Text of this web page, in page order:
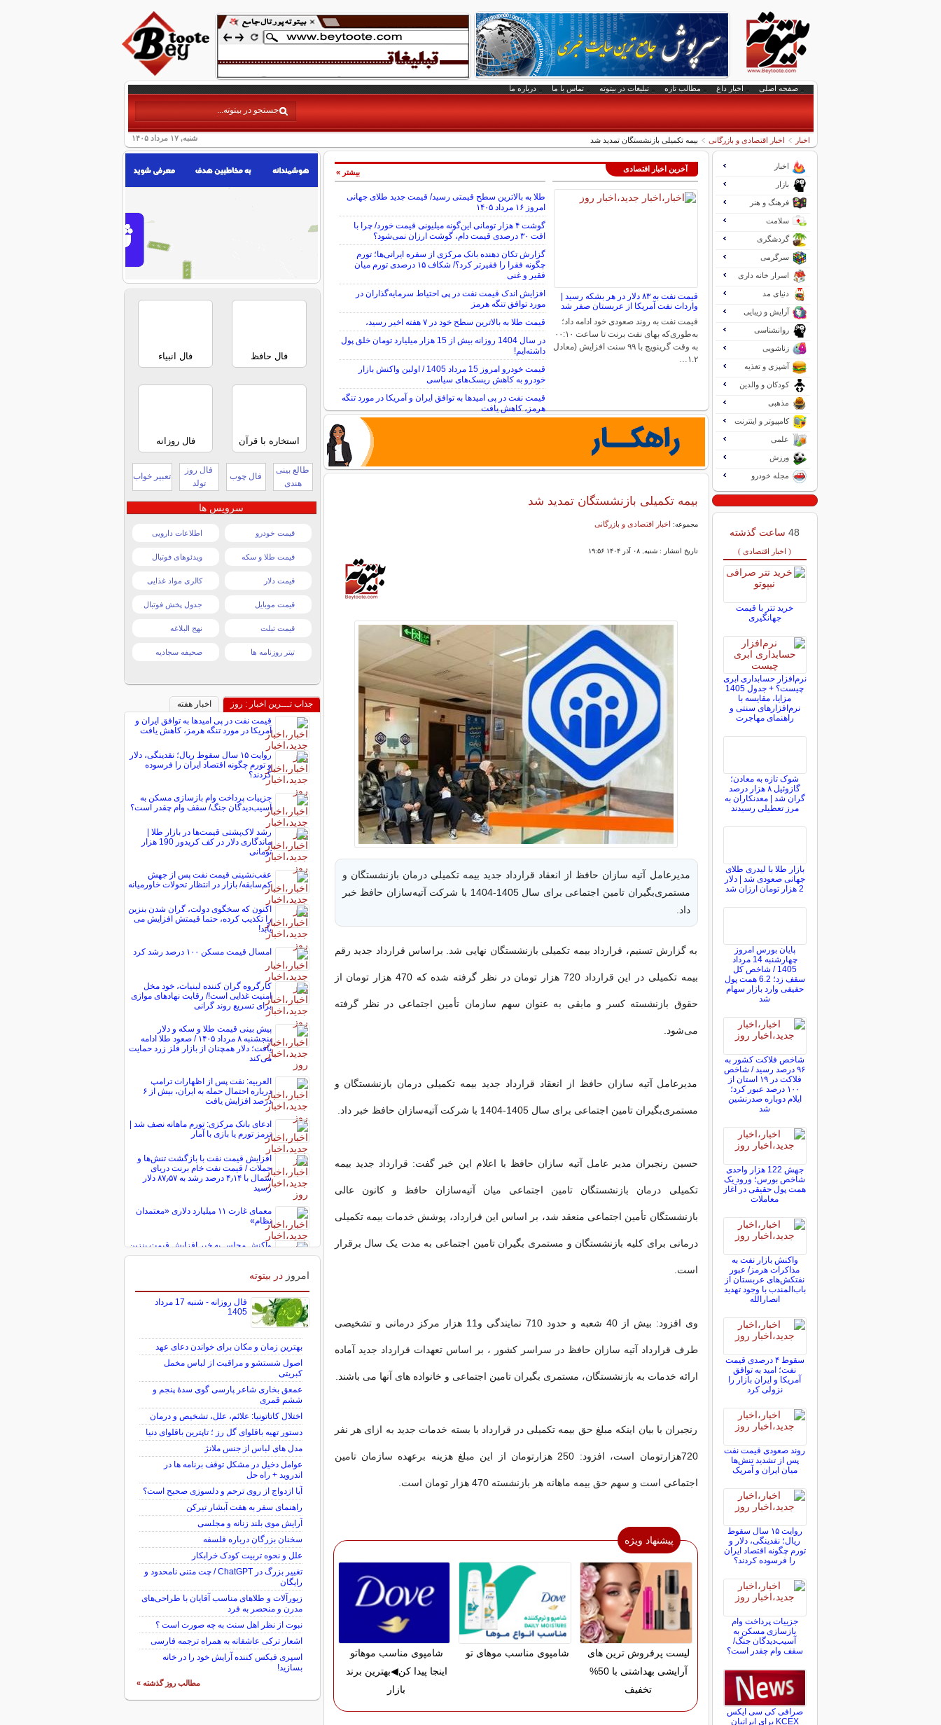
صفحه اصلی اخبار داغ مطالب تازه تبلیغات در بیتوته تماس با ما درباره ما
شنبه, ۱۷ مرداد ۱۴۰۵ اخبار اخبار اقتصادی و بازرگانی بیمه تکمیلی بازنشستگان تمدید شد
آخرین اخبار اقتصادی
قیمت نفت به ۸۳ دلار در هر بشکه رسید |
واردات نفت آمریکا از عربستان صفر شد
قیمت نفت به روند صعودی خود ادامه داد؛
به‌طوری‌که بهای نفت برنت تا ساعت ۰۰:۱۰
به وقت گرینویچ با ۹۹ سنت افزایش (معادل
۱.۲…
طلا به بالاترین سطح قیمتی رسید/ قیمت جدید طلای جهانی
امروز ۱۶ مرداد ۱۴۰۵
گوشت ۴ هزار تومانی این‌گونه میلیونی قیمت خورد/ چرا با
افت ۳۰ درصدی قیمت دام، گوشت ارزان نمی‌شود؟
گزارش تکان‌ دهنده بانک مرکزی از سفره ایرانی‌ها؛ تورم
چگونه فقرا را فقیرتر کرد؟/ شکاف ۱۵ درصدی تورم میان
فقیر و غنی
افزایش اندک قیمت نفت در پی احتیاط سرمایه‌گذاران در
مورد توافق تنگه هرمز
قیمت طلا به بالاترین سطح خود در ۷ هفته اخیر رسید،
در سال 1404 روزانه بیش از 15 هزار میلیارد تومان خلق پول
داشته‌ایم!
قیمت خودرو امروز 15 مرداد 1405 / اولین واکنش بازار
خودرو به کاهش ریسک‌های سیاسی
قیمت نفت در پی امیدها به توافق ایران و آمریکا در مورد تنگه
هرمز، کاهش یافت
بیشتر »
بیمه تکمیلی بازنشستگان تمدید شد
مجموعه: اخبار اقتصادی و بازرگانی
تاریخ انتشار : شنبه, ۰۸ آذر ۱۴۰۴ ۱۹:۵۶
مدیرعامل آتیه سازان حافظ از انعقاد قرارداد جدید بیمه تکمیلی درمان بازنشستگان و
مستمری‌بگیران تامین اجتماعی برای سال 1405-1404 با شرکت آتیه‌سازان حافظ خبر
داد.
به گزارش تسنیم، قرارداد بیمه تکمیلی بازنشستگان نهایی شد. براساس قرارداد جدید رقم
بیمه تکمیلی در این قرارداد 720 هزار تومان در نظر گرفته شده ‌که 470 هزار تومان از
حقوق بازنشسته کسر و مابقی به عنوان سهم سازمان تأمین اجتماعی در نظر گرفته
می‌شود.
مدیرعامل آتیه سازان حافظ از انعقاد قرارداد جدید بیمه تکمیلی درمان بازنشستگان و
مستمری‌بگیران تامین اجتماعی برای سال 1405-1404 با شرکت آتیه‌سازان حافظ خبر داد.
حسین رنجبران مدیر عامل آتیه سازان حافظ با اعلام این خبر گفت: قرارداد جدید بیمه
تکمیلی درمان بازنشستگان تامین اجتماعی میان آتیه‌سازان حافظ و کانون عالی
بازنشستگان تأمین اجتماعی منعقد شد، بر اساس این قرارداد، پوشش خدمات بیمه تکمیلی
درمانی برای کلیه بازنشستگان و مستمری بگیران تامین اجتماعی به مدت یک سال برقرار
است.
وی افزود: بیش از 40 شعبه و حدود 710 نمایندگی و11 هزار مرکز درمانی و تشخیصی
طرف قرارداد آتیه سازان حافظ در سراسر کشور ، بر اساس تعهدات قرارداد جدید آماده
ارائه خدمات به بازنشستگان، مستمری بگیران تامین اجتماعی و خانواده های آنها می باشند.
رنجبران با بیان اینکه مبلغ حق بیمه تکمیلی در قرارداد با بسته خدمات جدید به ازای هر نفر
720هزارتومان است، افزود: 250 هزارتومان از این مبلغ هزینه برعهده سازمان تامین
اجتماعی است و سهم حق بیمه ماهانه هر بازنشسته 470 هزار تومان است.
پیشنهاد ویژه
لیست پرفروش ترین های
آرایشی بهداشتی با 50%
تخفیف
شامپوی مناسب موهای تو
شامپوی مناسب موهاتو
اینجا پیدا کن◀بهترین برند
بازار
اخبار
بازار
فرهنگ و هنر
سلامت
گردشگری
سرگرمی
اسرار خانه داری
دنیای مد
آرایش و زیبایی
روانشناسی
زناشویی
آشپزی و تغذیه
کودکان و والدین
مذهبی
کامپیوتر و اینترنت
علمی
ورزش
مجله خودرو
48 ساعت گذشته
( اخبار اقتصادی )
خرید تتر با قیمت
جهانگیری
نرم‌افزار حسابداری ابری
چیست؟ + جدول 1405
مزایا، مقایسه با
نرم‌افزارهای سنتی و
راهنمای مهاجرت
شوک تازه به معادن؛
گازوئیل ۸ هزار درصد
گران شد | معدنکاران به
مرز تعطیلی رسیدند
بازار طلا با لیدری طلای
جهانی صعودی شد | دلار
2 هزار تومان ارزان شد
پایان بورس امروز
چهارشنبه 14 مرداد
1405 / شاخص کل
سقف زد؛ 6.2 همت پول
حقیقی وارد بازار سهام
شد
شاخص فلاکت کشور به
۹۶ درصد رسید / شاخص
فلاکت در ۱۹ استان از
۱۰۰ درصد عبور کرد؛
ایلام دوباره صدرنشین
شد
جهش 122 هزار واحدی
شاخص بورس؛ ورود یک
همت پول حقیقی در آغاز
معاملات
واکنش بازار نفت به
مذاکرات هرمز/ عبور
نفتکش‌های عربستان از
باب‌المندب با وجود تهدید
انصارالله
سقوط ۴ درصدی قیمت
نفت؛ امید به توافق
آمریکا و ایران بازار را
نزولی کرد
روند صعودی قیمت نفت
پس از تشدید تنش‌ها
میان ایران و آمریک
روایت ۱۵ سال سقوط
ریال؛ نقدینگی، دلار و
تورم چگونه اقتصاد ایران
را فرسوده کردند؟
جزییات پرداخت وام
بازسازی مسکن به
آسیب‌دیدگان جنگ/
سقف وام چقدر است؟
صرافی کی سی ایکس
KCEX برای ایرانیان
فال حافظ فال انبیاء
استخاره با قرآن فال روزانه
طالع بینی
هندی
فال چوب
فال روز
تولد
تعبیر خواب
سرویس ها
قیمت خودرو اطلاعات دارویی
قیمت طلا و سکه ویدئوهای فوتبال
قیمت دلار کالری مواد غذایی
قیمت موبایل جدول پخش فوتبال
قیمت تبلت نهج البلاغه
تیتر روزنامه ها صحیفه سجادیه
جذاب تـــرین اخبار : روز
اخبار هفته
قیمت نفت در پی امیدها به توافق ایران و
آمریکا در مورد تنگه هرمز، کاهش یافت
روایت ۱۵ سال سقوط ریال؛ نقدینگی، دلار
و تورم چگونه اقتصاد ایران را فرسوده
کردند؟
جزییات پرداخت وام بازسازی مسکن به
آسیب‌دیدگان جنگ/ سقف وام چقدر است؟
رشد لاک‌پشتی قیمت‌ها در بازار طلا |
ماندگاری دلار در کف کریدور 190 هزار
تومانی
عقب‌نشینی قیمت نفت پس از جهش
کم‌سابقه/ بازار در انتظار تحولات خاورمیانه
اکنون که سخگوی دولت، گران شدن بنزین
را تکذیب کرده، حتما قیمتش افزایش می
یابد!
امسال قیمت مسکن ۱۰۰ درصد رشد کرد
کارگروه گران کننده لبنیات، خود مخل
امنیت غذایی است!/ رقابت نهاد‌های موازی
برای تسریع روند گرانی
پیش ‌بینی قیمت طلا و سکه و دلار
پنجشنبه ۸ مرداد ۱۴۰۵ / صعود طلا ادامه
یافت؛ دلار همچنان از بازار فلز زرد حمایت
می‌کند
العربیه: نفت پس از اظهارات ترامپ
درباره احتمال حمله به ایران، بیش از ۶
درصد افزایش یافت
ادعای بانک مرکزی: تورم ماهانه نصف شد |
ترمز تورم یا بازی با آمار
افزایش قیمت نفت با بازگشت تنش‌ها و
حملات / قیمت نفت خام برنت دریای
شمال با ۴٫۱۴ درصد رشد به ۸۷٫۵۷ دلار
رسید
معمای غارت ۱۱ میلیارد دلاری «معتمدان
نظام»
واکنش مجلس به خبر افزایش قیمت بنزین
امروز در بیتوته
فال روزانه - شنبه 17 مرداد
1405
بهترین زمان و مکان برای خواندن دعای عهد
اصول شستشو و مراقبت از لباس مخمل
کبریتی
عمعق بخاری شاعر پارسی گوی سدهٔ پنجم و
ششم قمری
اختلال کاتاتونیا: علائم، علل، تشخیص و درمان
دستور تهیه باقلوای گل رز ؛ تاپترین باقلوای دنیا
مدل های لباس از جنس ملانژ
عوامل دخیل در مشکل توقف برنامه ها در
اندروید + راه حل
آیا ازدواج از روی ترحم و دلسوزی صحیح است؟
راهنمای سفر به هفت آبشار تیرکن
آرایش موی بلند زنانه و مجلسی
سخنان بزرگان درباره فلسفه
علل و نحوه تربیت کودک خرابکار
تغییر بزرگ در ChatGPT / چت متنی نامحدود و
رایگان
زیورآلات و طلاهای مناسب آقایان با طراحی‌های
مدرن و منحصر به فرد
نبوت از نظر اهل سنت به چه صورت است ؟
اشعار ترکی عاشقانه به همراه ترجمه فارسی
اسپری فیکس کننده آرایش خود را در خانه
بسازید!
مطالب روز گذشته »